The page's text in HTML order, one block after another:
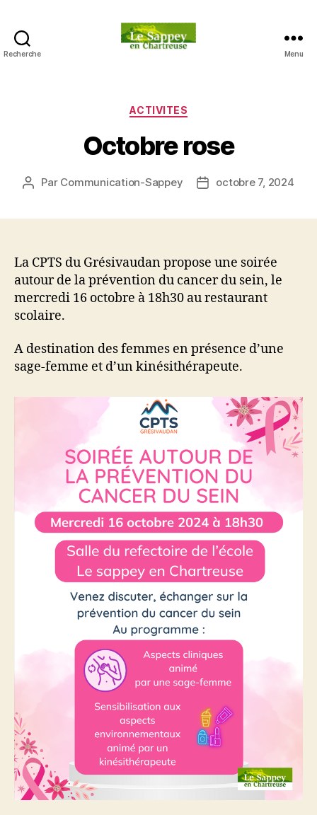
Recherche
en
Chartreuse
Menu
Catégories
ACTIVITES
Octobre rose
Auteur
Par Communication-Sappey
Dateoctobre 7, 2024
La CPTS du Grésivaudan propose une soirée
autour de la prévention du cancer du sein, le
mercredi 16 octobre à 18h30 au restaurant
scolaire.
A destination des femmes en présence d’une
sage-femme et d’un kinésithérapeute.